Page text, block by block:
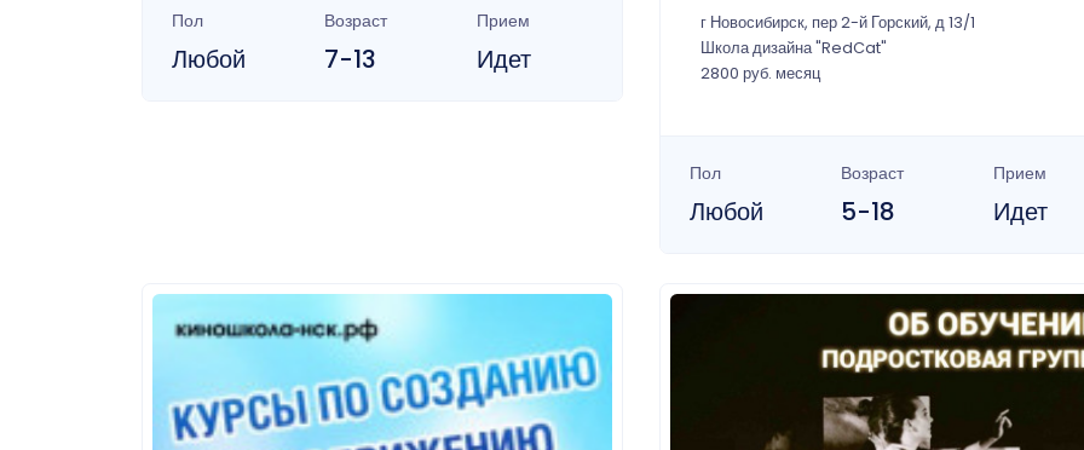
Пол
Любой
Возраст
7-13
Прием
Идет
г Новосибирск, пер 2-й Горский, д 13/1
Школа дизайна "RedCat"
2800 руб. месяц
Пол
Любой
Возраст
5-18
Прием
Идет